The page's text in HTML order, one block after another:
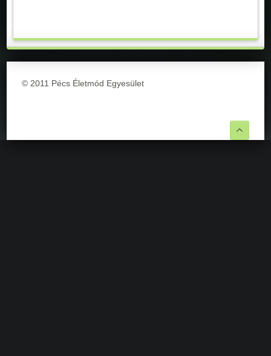
© 2011 Pécs Életmód Egyesület